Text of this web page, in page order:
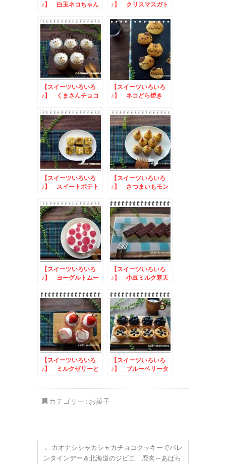
♪】 白玉ネコちゃん
♪】 クリスマスガト
【スイーツいろいろ
♪】 くまさんチョコ
【スイーツいろいろ
♪】 ネコどら焼き
【スイーツいろいろ
♪】 スイートポテト
【スイーツいろいろ
♪】 さつまいもモン
【スイーツいろいろ
♪】 ヨーグルトムー
【スイーツいろいろ
♪】 小豆ミルク寒天
【スイーツいろいろ
♪】 ミルクゼリーと
【スイーツいろいろ
♪】 ブルーベリータ
カテゴリー : お菓子
← カオナシシャカシャカチョコクッキーでバレ
ンタインデー＆北海道のジビエ 鹿肉～あばら